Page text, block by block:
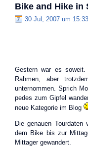
Bike and Hike in
30 Jul, 2007 um
Gestern war es
Rahmen, aber
unternommen. Sprich
pedes zum Gipfel
neue Kategorie im Blog
Die genauen
dem Bike bis zur
Mittager gewandert.